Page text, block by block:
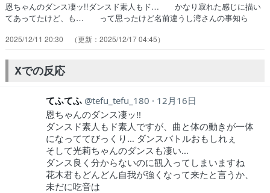
恩ちゃんのダンス凄ッ!!ダンスド素人もド… かなり寂れた感じに描い
てあってたけど、も… って思ったけど名前違うし湾さんの事知ら
て予選とか、ボトルスピンとか… キャップ湾田さん可愛いね…NTRや
通過できてよかったぁそして恩… でも予選落ちのダンサーも湾田さん
に負けた… 度々富山と思しき景色が登場することはあっ…
2025/12/11 20:30 2025/12/17 04:45
Xでの反応
てふてふ tefu_tefu_180
12月16日
恩ちゃんのダンス凄ッ!!
ダンスド素人もド素人ですが、曲と体の動きが一体
になっててびっくり… ダンスバトルおもしれぇ
そして光莉ちゃんのダンスも凄い…
ダンス良く分からないのに観入ってしまいますね
花木君もどんどん自我が強くなって来たと言うか、
未だに吃音は